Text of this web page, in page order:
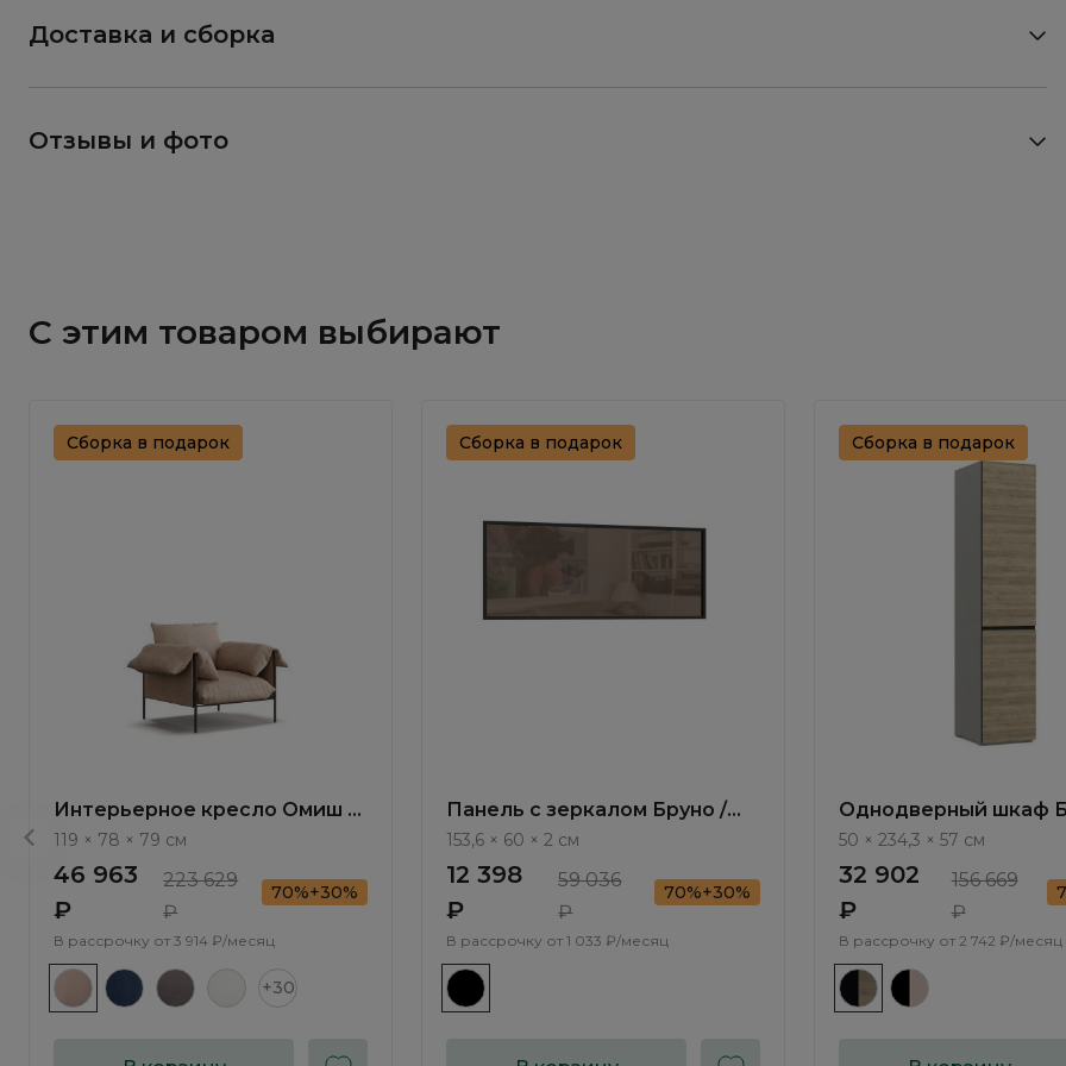
Доставка и сборка
Отзывы и фото
С этим товаром выбирают
Сборка в подарок
Интерьерное кресло Омиш /
Omish ММ104.3
119 × 78 × 79 см
46 963
₽
223 629
₽
70%+30%
В рассрочку от 3 914 ₽/месяц
+30
Сборка в подарок
Панель с зеркалом Бруно /
Bruno BC1051.0
153,6 × 60 × 2 см
12 398
₽
59 036
₽
70%+30%
В рассрочку от 1 033 ₽/месяц
Сборка в подарок
Однодверный шкаф
Bruno BC1111.1
50 × 234,3 × 57 см
32 902
₽
156 669
₽
В рассрочку от 2 742 ₽/месяц